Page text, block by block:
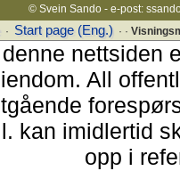
© Svein Sando - e-post:
· Start page (Eng.) · ·
nettsiden
All
kan imidlertid
opp i